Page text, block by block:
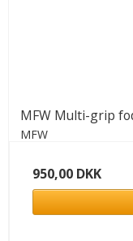
MFW Multi-grip
MFW
950,00 DKK